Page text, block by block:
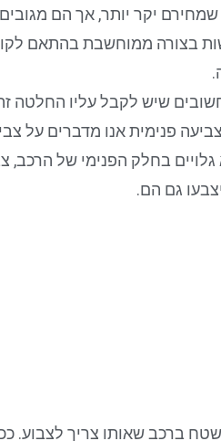
שמחירם יקר יותר, אך הם
בצורה ממוחשבת בהתאם
שיש לקבל עליו החלטה
פנימית אנו מדברים על
גלויים בחלק הפנימי של
גם הם.
ברכב שאותו צריך לצבוע.